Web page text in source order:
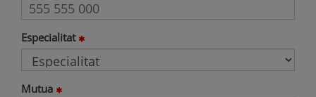
Especialitat
Mutua